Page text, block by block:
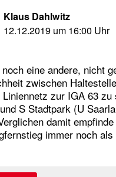
Klaus Dahlwitz
12.12.2019 um 16:00 Uhr
eine andere, nicht
zwischen
zur IGA 63 zu
S Stadtpark (U
damit
immer noch als